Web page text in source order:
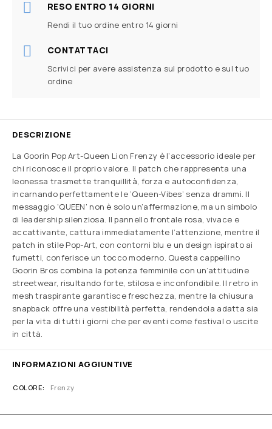
RESO ENTRO 14 GIORNI
Rendi il tuo ordine entro 14 giorni
CONTATTACI
Scrivici per avere assistenza sul prodotto e sul tuo
ordine
DESCRIZIONE
La Goorin Pop Art-Queen Lion Frenzy è l’accessorio ideale per
chi riconosce il proprio valore. Il patch che rappresenta una
leonessa trasmette tranquillità, forza e autoconfidenza,
incarnando perfettamente le ‘Queen-Vibes’ senza drammi. Il
messaggio ‘QUEEN’ non è solo un’affermazione, ma un simbolo
di leadership silenziosa. Il pannello frontale rosa, vivace e
accattivante, cattura immediatamente l’attenzione, mentre il
patch in stile Pop-Art, con contorni blu e un design ispirato ai
fumetti, conferisce un tocco moderno. Questa cappellino
Goorin Bros combina la potenza femminile con un’attitudine
streetwear, risultando forte, stilosa e inconfondibile. Il retro in
mesh traspirante garantisce freschezza, mentre la chiusura
snapback offre una vestibilità perfetta, rendendola adatta sia
per la vita di tutti i giorni che per eventi come festival o uscite
in città.
INFORMAZIONI AGGIUNTIVE
COLORE Frenzy